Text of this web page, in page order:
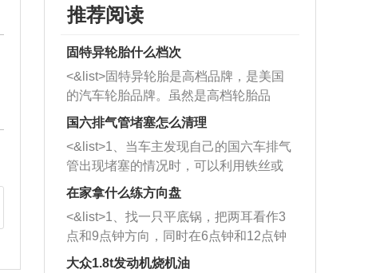
推荐阅读
固特异轮胎什么档次
<&list>固特异轮胎是高档品牌，是美国
的汽车轮胎品牌。虽然是高档轮胎品
牌，但是中高低端的轮胎都有生产，这
也是为了更好的开拓市场。
国六排气管堵塞怎么清理
<&list>1、当车主发现自己的国六车排气
管出现堵塞的情况时，可以利用铁丝或
者是细棍，直接将杂物给取出来，如果
堵塞情况比较严重，也可以采取应急措
施。 <&list>2、直接利用木棍将所有的
杂物推到排气管里面的位置处，然后将
三元催化器拆解开，就可以将堵塞的东
在家拿什么练方向盘
<&list>1、找一只平底锅，把两耳看作3
点和9点钟方向，同时在6点钟和12点钟
方向做一个标记。 <&list>2、双手握住
大众1.8t发动机烧机油